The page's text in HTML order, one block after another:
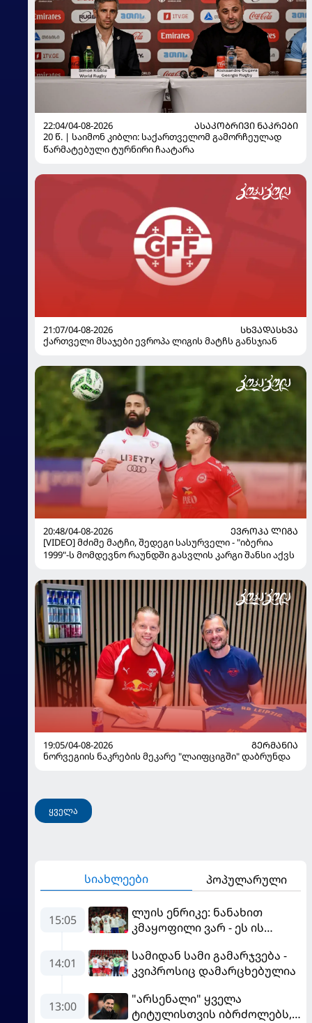
22:04/04-08-2026
ᲐᲡᲐᲙᲝᲑᲠᲘᲕᲘ ᲜᲐᲙᲠᲔᲑᲘ
20 წ. | საიმონ კიბლი: საქართველომ გამორჩეულად
წარმატებული ტურნირი ჩაატარა
21:07/04-08-2026
ᲡᲮᲕᲐᲓᲐᲡᲮᲕᲐ
ქართველი მსაჯები ევროპა ლიგის მატჩს განსჯიან
20:48/04-08-2026
ᲔᲕᲠᲝᲞᲐ ᲚᲘᲒᲐ
[VIDEO] მძიმე მატჩი, შედეგი სასურველი - "იბერია
1999"-ს მომდევნო რაუნდში გასვლის კარგი შანსი აქვს
19:05/04-08-2026
ᲒᲔᲠᲛᲐᲜᲘᲐ
ნორვეგიის ნაკრების მეკარე "ლაიფციგში" დაბრუნდა
ყველა
სიახლეები პოპულარული
15:05
ლუის ენრიკე: ნანახით
კმაყოფილი ვარ - ეს ის
გვინდოდა
14:01
სამიდან სამი გამარჯვება -
კვიპროსიც დამარცხებულია
13:00
"არსენალი" ყველა
ტიტულისთვის იბრძოლებს,